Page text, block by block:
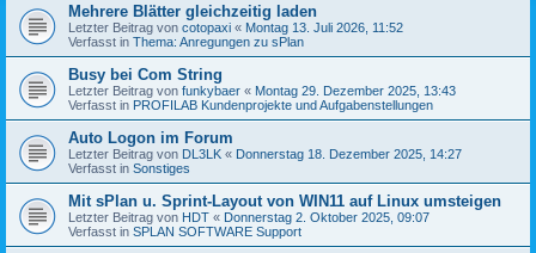
Mehrere Blätter gleichzeitig laden
Letzter Beitrag von cotopaxi « Montag 13. Juli 2026, 11:52
Verfasst in Thema: Anregungen zu sPlan
Busy bei Com String
Letzter Beitrag von funkybaer « Montag 29. Dezember 2025, 13:43
Verfasst in PROFILAB Kundenprojekte und Aufgabenstellungen
Auto Logon im Forum
Letzter Beitrag von DL3LK « Donnerstag 18. Dezember 2025, 14:27
Verfasst in Sonstiges
Mit sPlan u. Sprint-Layout von WIN11 auf Linux umsteigen
Letzter Beitrag von HDT « Donnerstag 2. Oktober 2025, 09:07
Verfasst in SPLAN SOFTWARE Support